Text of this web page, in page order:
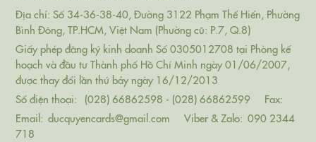
Địa chỉ: Số 34-36-38-40, Đường 3122 Phạm Thế Hiển, Phường
Bình Đông, TP.HCM, Việt Nam (Phường cũ: P.7, Q.8)
Giấy phép đăng ký kinh doanh Số 0305012708 tại Phòng kế
hoạch và đầu tư Thành phố Hồ Chí Minh ngày 01/06/2007,
được thay đổi lần thứ bảy ngày 16/12/2013
Số điện thoại:
(028) 66862598 - (028) 66862599
Fax:
Email: ducquyencards@gmail.com Viber & Zalo: 090 2344
718